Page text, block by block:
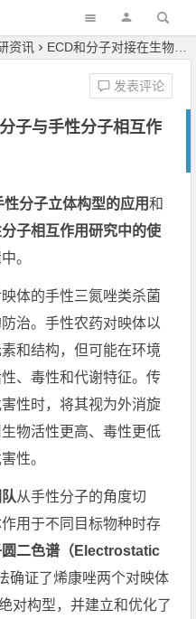
资讯 ECD和分子对接在生物大分子与手性分子相互作用研究中的应用
子与手性分子相互作
发表评论
性分子立体构型的应用和
子相互作用研究中的使
。
体的手性三氮唑类杀菌
治。手性农药对映体以
和结构，但可能在环境
、毒性和代谢特征。传
性时，将其视为外消旋
物活性更高、毒性更低
性。
从手性分子的角度切
用于不同目标物种时存
圆二色谱 （Electrostatic
确证了烯康唑两个对映体
对构型，并建立和优化了